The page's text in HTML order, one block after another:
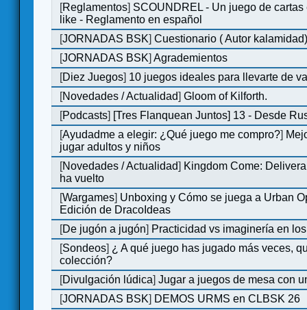
[Reglamentos] SCOUNDREL - Un juego de
like - Reglamento en español
[JORNADAS BSK]Cuestionario ( Autor
[JORNADAS BSK]Agrademientos
[Diez Juegos] 10 juegos ideales para llevarte de
[Novedades / Actualidad]Gloom of Kilforth.
[Podcasts] [Tres Flanquean Juntos] 13 - Desde
[Ayudadme a elegir: ¿Qué juego me compro?]
jugar adultos y niños
[Novedades / Actualidad] Kingdom Come:
ha vuelto
[Wargames] Unboxing y Cómo se juega a Urban
Edición de DracoIdeas
[De jugón a jugón] Practicidad vs imaginería en
[Sondeos] ¿ A qué juego has jugado más veces,
colección?
[Divulgación lúdica]Jugar a juegos de mesa con
[JORNADAS BSK] DEMOS URMS en CLBSK 26